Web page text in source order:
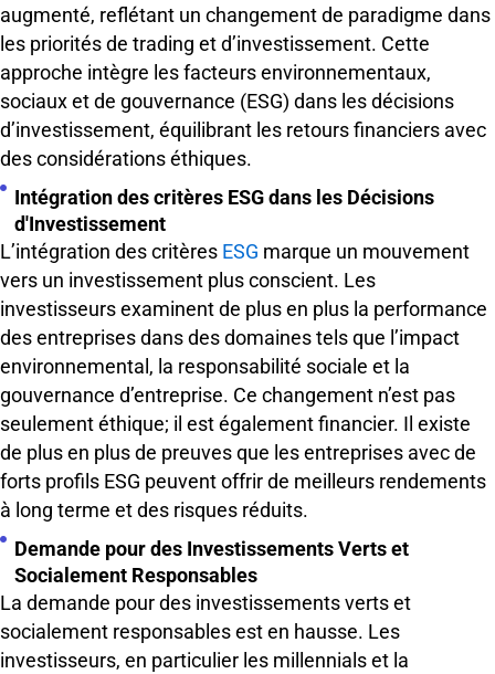
augmenté, reflétant un changement de paradigme dans
les priorités de trading et d’investissement. Cette
approche intègre les facteurs environnementaux,
sociaux et de gouvernance (ESG) dans les décisions
d’investissement, équilibrant les retours financiers avec
des considérations éthiques.
Intégration des critères ESG dans les Décisions
d'Investissement
L’intégration des critères ESG marque un mouvement
vers un investissement plus conscient. Les
investisseurs examinent de plus en plus la performance
des entreprises dans des domaines tels que l’impact
environnemental, la responsabilité sociale et la
gouvernance d’entreprise. Ce changement n’est pas
seulement éthique; il est également financier. Il existe
de plus en plus de preuves que les entreprises avec de
forts profils ESG peuvent offrir de meilleurs rendements
à long terme et des risques réduits.
Demande pour des Investissements Verts et
Socialement Responsables
La demande pour des investissements verts et
socialement responsables est en hausse. Les
investisseurs, en particulier les millennials et la